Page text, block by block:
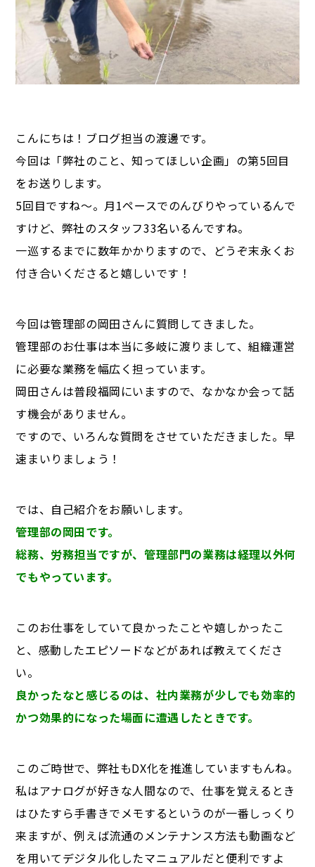
こんにちは！ブログ担当の渡邊です。
今回は「弊社のこと、知ってほしい企画」の第5回目
をお送りします。
5回目ですね～。月1ペースでのんびりやっているんで
すけど、弊社のスタッフ33名いるんですね。
一巡するまでに数年かかりますので、どうぞ末永くお
付き合いくださると嬉しいです！
今回は管理部の岡田さんに質問してきました。
管理部のお仕事は本当に多岐に渡りまして、組織運営
に必要な業務を幅広く担っています。
岡田さんは普段福岡にいますので、なかなか会って話
す機会がありません。
ですので、いろんな質問をさせていただきました。早
速まいりましょう！
では、自己紹介をお願いします。
管理部の岡田です。
総務、労務担当ですが、管理部門の業務は経理以外何
でもやっています。
このお仕事をしていて良かったことや嬉しかったこ
と、感動したエピソードなどがあれば教えてくださ
い。
良かったなと感じるのは、社内業務が少しでも効率的
かつ効果的になった場面に遭遇したときです。
このご時世で、弊社もDX化を推進していますもんね。
私はアナログが好きな人間なので、仕事を覚えるとき
はひたすら手書きでメモするというのが一番しっくり
来ますが、例えば流通のメンテナンス方法も動画など
を用いてデジタル化したマニュアルだと便利ですよ